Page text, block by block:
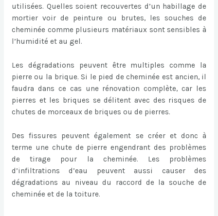
utilisées. Quelles soient recouvertes d’un habillage de
mortier voir de peinture ou brutes, les souches de
cheminée comme plusieurs matériaux sont sensibles à
l’humidité et au gel.
Les dégradations peuvent être multiples comme la
pierre ou la brique. Si le pied de cheminée est ancien, il
faudra dans ce cas une rénovation complète, car les
pierres et les briques se délitent avec des risques de
chutes de morceaux de briques ou de pierres.
Des fissures peuvent également se créer et donc à
terme une chute de pierre engendrant des problèmes
de tirage pour la cheminée. Les problèmes
d’infiltrations d’eau peuvent aussi causer des
dégradations au niveau du raccord de la souche de
cheminée et de la toiture.